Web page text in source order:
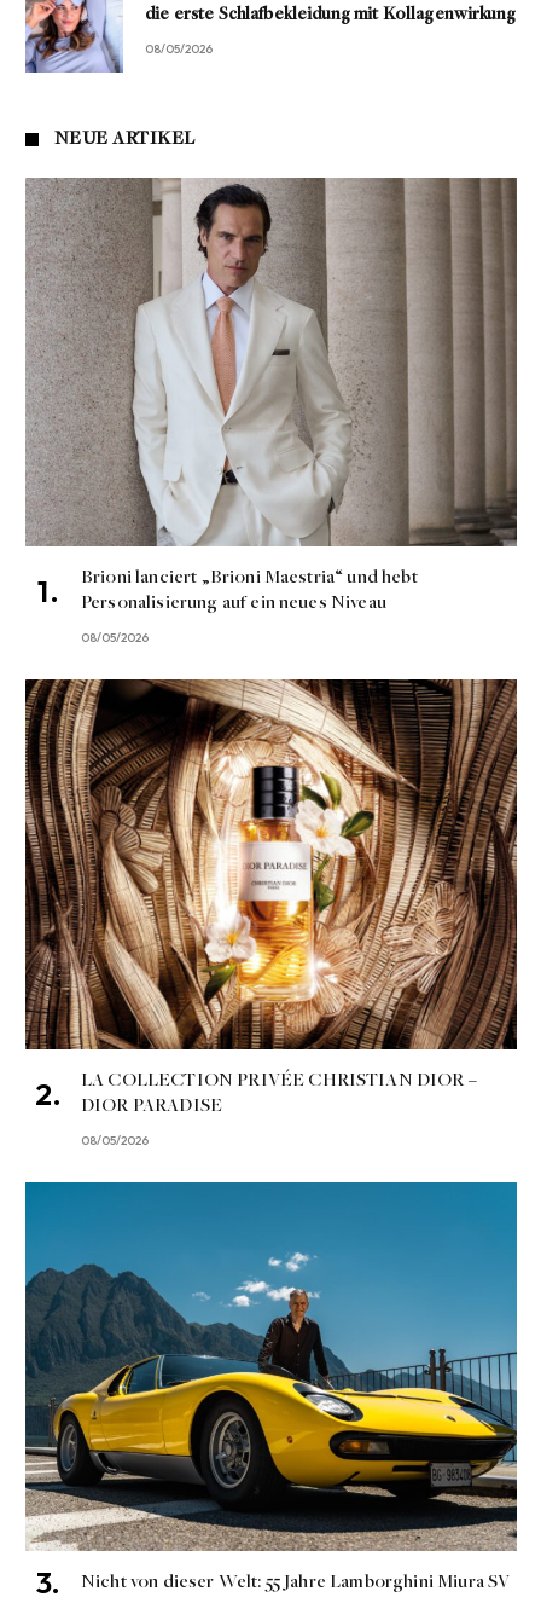
die erste Schlafbekleidung mit Kollagenwirkung
08/05/2026
NEUE ARTIKEL
Brioni lanciert „Brioni Maestria“ und hebt
Personalisierung auf ein neues Niveau
08/05/2026
LA COLLECTION PRIVÉE CHRISTIAN DIOR –
DIOR PARADISE
08/05/2026
Nicht von dieser Welt: 55 Jahre Lamborghini Miura SV